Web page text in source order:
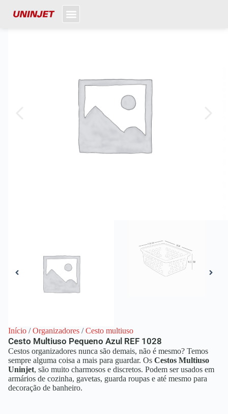
Início /Organizadores /Cesto multiuso
Cesto Multiuso Pequeno Azul REF 1028
Cestos organizadores nunca são demais, não é mesmo? Temos
sempre alguma coisa a mais para guardar. Os Cestos Multiuso
Uninjet, são muito charmosos e discretos. Podem ser usados em
armários de cozinha, gavetas, guarda roupas e até mesmo para
decoração de banheiro.